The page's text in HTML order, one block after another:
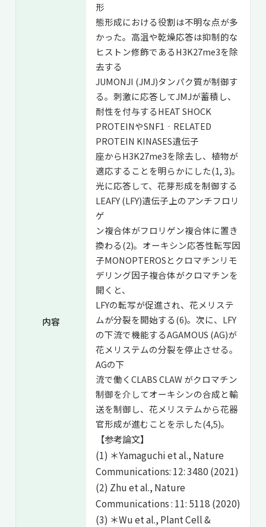
内容
形
態形成における役割は不明な点が多
かった。高温や乾燥応答は抑制的な
ヒストン修飾であるH3K27me3を除
去する
JUMONJI (JMJ)タンパク質が制御す
る。刺激に応答してJMJが蓄積し、
耐性を付与するHEAT SHOCK
PROTEINやSNF1‐RELATED
PROTEIN KINASES遺伝子
座からH3K27me3を除去し、植物が
適応することを明らかにした(1, 3)。
光に応答して、花芽形成を制御する
LEAFY (LFY)遺伝子上のアンチフロリ
ゲ
ン複合体がフロリゲン複合体に置き
換わる(2)。オーキシン応答性転写因
子MONOPTEROSとクロマチンリモ
デリング因子複合体がクロマチンを
開くと、
LFYの転写が促進され、花メリステ
ムが分裂を開始する(6)。次に、LFY
の下流で機能するAGAMOUS (AG)が
花メリステムの分裂を停止させる。
AGの下
流で働くCLABS CLAW がクロマチン
制御を介してオーキシンの合成と輸
送を制御し、花メリステムから花器
官形成が進むことを示した(4,5)。
【参考論文】
(1) ＊Yamaguchi et al., Nature
Communications: 12: 3480 (2021)
(2) Zhu et al., Nature
Communications : 11: 5118 (2020)
(3) ＊Wu et al., Plant Cell &